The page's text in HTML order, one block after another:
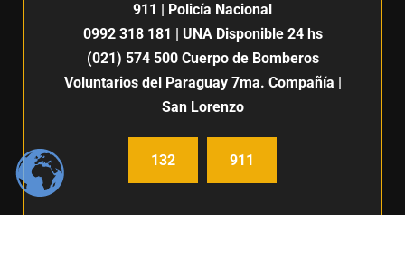
911 | Policía Nacional
0992 318 181 | UNA Disponible 24 hs
(021) 574 500Cuerpo de Bomberos
Voluntarios del Paraguay 7ma. Compañía |
San Lorenzo
132 911